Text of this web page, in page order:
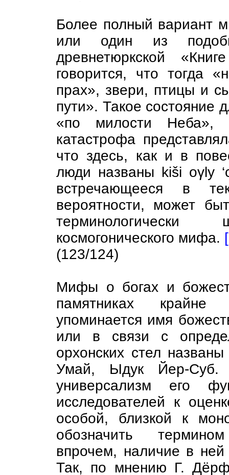
Более полный вариант
или один из
древнетюркской
говорится, что тогда
прах», звери, птицы и
пути». Такое состояние
«по милости Неба»,
катастрофа
что здесь, как и в
люди названы kiši oγly
встречающееся в
вероятности, может
космогонического мифа.
(123/124)
Мифы о богах и
памятниках
упоминается имя
или в связи с
орхонских стел
Умай, Ыдук Йер-Суб.
универсализм его
исследователей к
особой, близкой к
обозначить
впрочем, наличие в ней
Так, по мнению Г.